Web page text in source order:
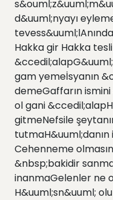
d&uuml;nyayı
Hakka gir Hakka
gam yemeİsyanın
demeGaffarın
ol gani
gitmeNefsile
Cehenneme
&nbsp;bakidir
inanmaGelenler ne
H&uuml;sn&uuml;